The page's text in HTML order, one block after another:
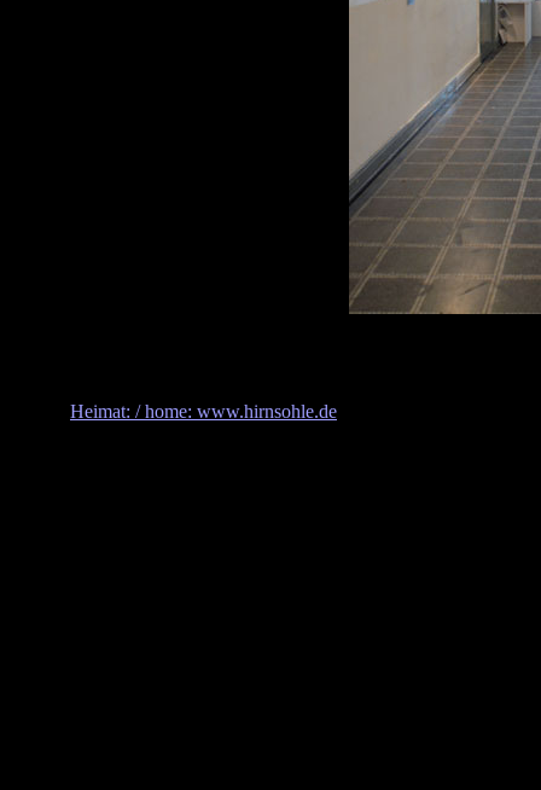
Heimat: / home: www.hirnsohle.de